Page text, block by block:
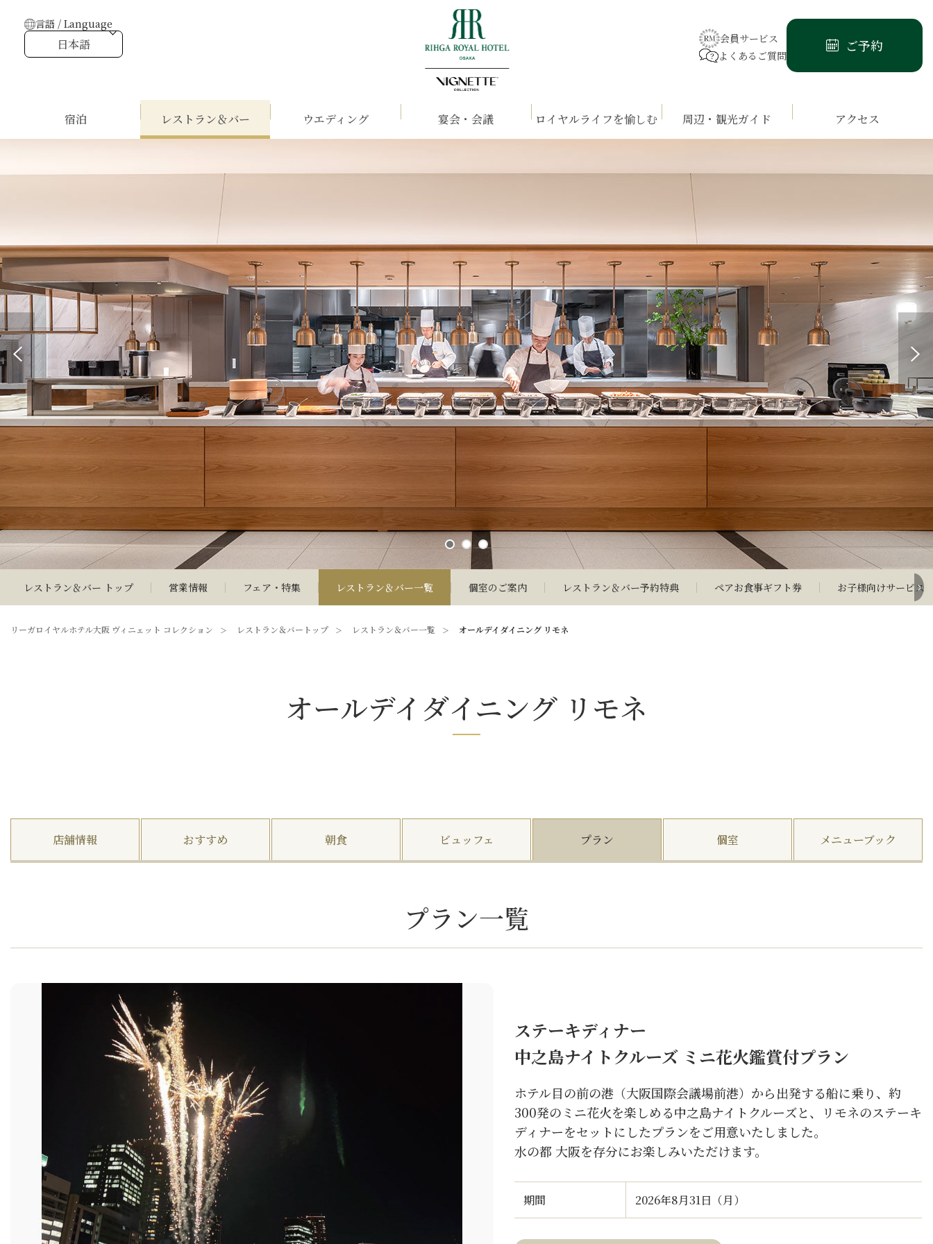
会員サービス
よくあるご質問
ご予約
言語 / Language
日本語
宿泊 レストラン＆バー ウエディング 宴会・会議 ロイヤルライフを愉しむ 周辺・観光ガイド アクセス
開放的なダイニングスペース
レストラン＆バー トップ 営業情報 フェア・特集 レストラン＆バー一覧 個室のご案内 レストラン＆バー予約特典 ペアお食事ギフト券 お子様向けサービス
リーガロイヤルホテル大阪 ヴィニェット コレクション レストラン＆バートップ レストラン＆バー一覧 オールデイダイニング リモネ
オールデイダイニング リモネ
店舗情報 おすすめ 朝食 ビュッフェ プラン 個室 メニューブック
プラン一覧
ステーキディナー
中之島ナイトクルーズ ミニ花火鑑賞付プラン
ホテル目の前の港（大阪国際会議場前港）から出発する船に乗り、約
300発のミニ花火を楽しめる中之島ナイトクルーズと、リモネのステーキ
ディナーをセットにしたプランをご用意いたしました。
水の都 大阪を存分にお楽しみいただけます。
期間 2026年8月31日（月）